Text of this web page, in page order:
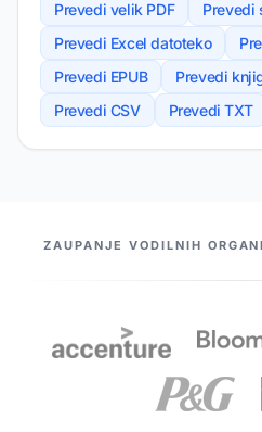
Prevedi velik PDF
Prevedi
Prevedi Excel datoteko
Prevedi EPUB
Prevedi
Prevedi CSV
Prevedi TXT
NAŠI PARTNERJI
ZAUPANJE VODILNIH